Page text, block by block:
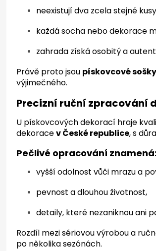
neexistují dva zcela stejné
každá socha nebo dekorace
zahrada získá osobitý a
Právě proto jsou pískovcové
výjimečného.
Precizní ruční zpracování
U pískovcových dekorací hraje
dekoracev České republice, s
Pečlivé opracování znamená:
vyšší odolnost vůči mrazu a
pevnost a dlouhou životnost,
detaily, které nezaniknou ani
Rozdíl mezi sériovou výrobou a
po několika sezónách.